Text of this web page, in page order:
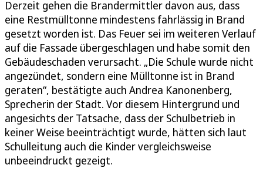
Derzeit gehen die Brandermittler davon aus, dass
eine Restmülltonne mindestens fahrlässig in Brand
gesetzt worden ist. Das Feuer sei im weiteren Verlauf
auf die Fassade übergeschlagen und habe somit den
Gebäudeschaden verursacht. „Die Schule wurde nicht
angezündet, sondern eine Mülltonne ist in Brand
geraten“, bestätigte auch Andrea Kanonenberg,
Sprecherin der Stadt. Vor diesem Hintergrund und
angesichts der Tatsache, dass der Schulbetrieb in
keiner Weise beeinträchtigt wurde, hätten sich laut
Schulleitung auch die Kinder vergleichsweise
unbeeindruckt gezeigt.